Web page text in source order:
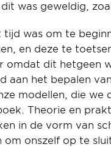
was geweldig,
was om te
en deze te
omdat dit hetgeen
aan het bepalen
modellen, die we
Theorie en
in de vorm van
onszelf op te